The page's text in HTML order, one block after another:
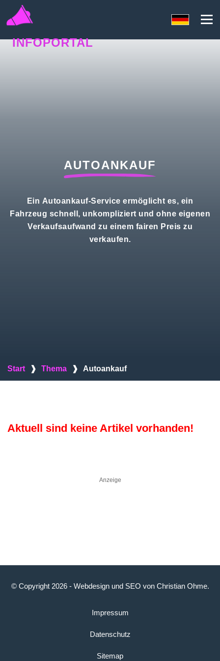
INFOPORTAL
AUTOANKAUF
Ein Autoankauf-Service ermöglicht es, ein
Fahrzeug schnell, unkompliziert und ohne eigenen
Verkaufsaufwand zu einem fairen Preis zu
verkaufen.
Start ❱ Thema ❱ Autoankauf
Aktuell sind keine Artikel vorhanden!
Anzeige
© Copyright 2026 - Webdesignund SEO von Christian Ohme.
Impressum
Datenschutz
Sitemap